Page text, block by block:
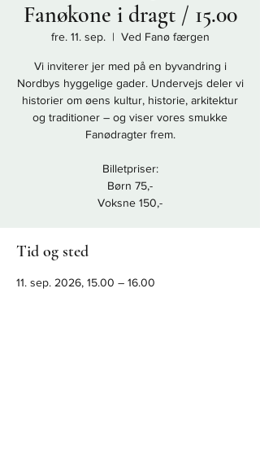
Fanøkone i dragt / 15.00
fre. 11. sep.
  |
Ved Fanø færgen
Vi inviterer jer med på en byvandring i
Nordbys hyggelige gader. Undervejs deler vi
historier om øens kultur, historie, arkitektur
og traditioner – og viser vores smukke
Fanødragter frem.
Billetpriser:
Børn 75,-
Voksne 150,-
Tid og sted
11. sep. 2026, 15.00 – 16.00